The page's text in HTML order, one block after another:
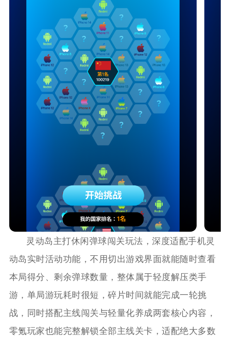
灵动岛主打休闲弹球闯关玩法，深度适配手机灵
动岛实时活动功能，不用切出游戏界面就能随时查看
本局得分、剩余弹球数量，整体属于轻度解压类手
游，单局游玩耗时很短，碎片时间就能完成一轮挑
战，同时搭配主线闯关与轻量化养成两套核心内容，
零氪玩家也能完整解锁全部主线关卡，适配绝大多数